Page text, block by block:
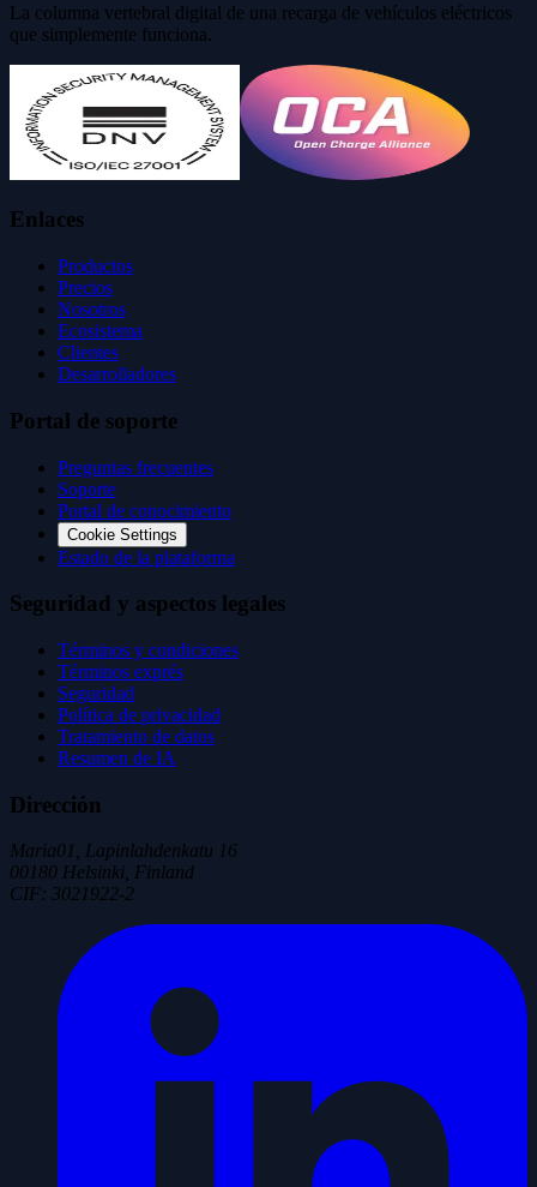
La columna vertebral digital de una recarga de vehículos eléctricos
que simplemente funciona.
Enlaces
Productos
Precios
Nosotros
Ecosistema
Clientes
Desarrolladores
Portal de soporte
Preguntas frecuentes
Soporte
Portal de conocimiento
Cookie Settings
Estado de la plataforma
Seguridad y aspectos legales
Términos y condiciones
Términos exprés
Seguridad
Política de privacidad
Tratamiento de datos
Resumen de IA
Dirección
Maria01, Lapinlahdenkatu 16
00180 Helsinki, Finland
CIF: 3021922-2